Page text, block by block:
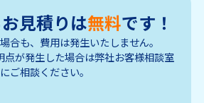
見積りは無料です！
合も、費用は発生いたしません。
が発生した場合は弊社お客様相談室
にご相談ください。